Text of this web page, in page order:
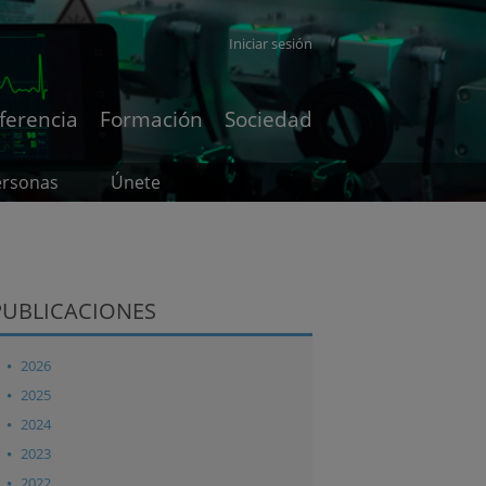
Iniciar sesión
Formación Sociedad
Únete
2026
2025
2024
2023